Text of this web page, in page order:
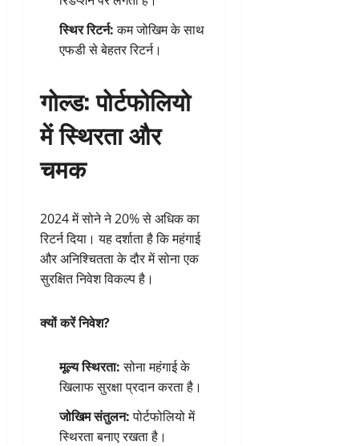
स्थिर रिटर्न:कम जोखिम के साथ
एफडी से बेहतर रिटर्न।
गोल्ड: पोर्टफोलियो
में स्थिरता और
चमक
2024 में सोने ने 20% से अधिक का
रिटर्न दिया। यह दर्शाता है कि महंगाई
और अनिश्चितता के दौर में सोना एक
सुरक्षित निवेश विकल्प है।
क्यों करें निवेश?
मूल्य स्थिरता:सोना महंगाई के
खिलाफ सुरक्षा प्रदान करता है।
जोखिम संतुलन:पोर्टफोलियो में
स्थिरता बनाए रखता है।